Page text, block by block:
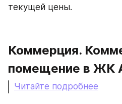
текущей цены.
Коммерция.
помещение в ЖК
Читайте подробнее